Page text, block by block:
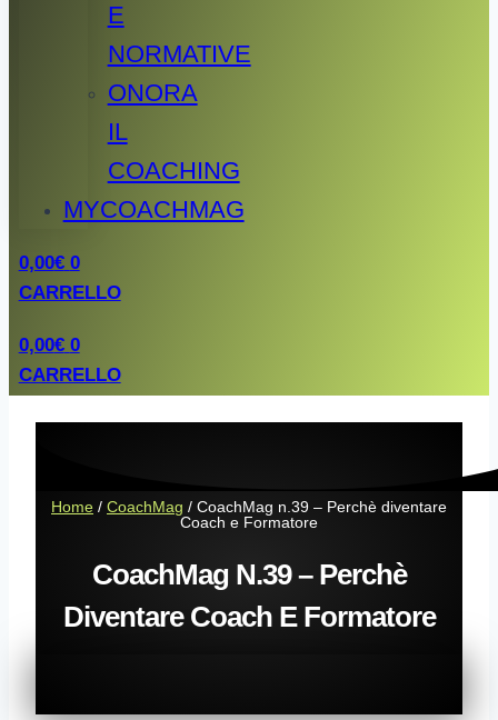
E
NORMATIVE
ONORA
IL
COACHING
MYCOACHMAG
0,00€ 0
CARRELLO
0,00€ 0
CARRELLO
Home / CoachMag / CoachMag n.39 – Perchè diventare
Coach e Formatore
CoachMag N.39 – Perchè
Diventare Coach E Formatore